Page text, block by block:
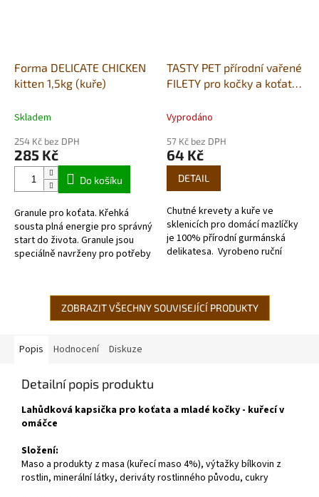
Forma DELICATE CHICKEN
kitten 1,5kg (kuře)
Skladem
254 Kč bez DPH
285 Kč
Do košíku
Granule pro koťata. Křehká
sousta plná energie pro správný
start do života. Granule jsou
speciálně navrženy pro potřeby
TASTY PET přírodní vařené
FILETY pro kočky a koťata
MULTIPROTEIN
Vyprodáno
57 Kč bez DPH
64 Kč
DETAIL
Chutné krevety a kuře ve
sklenicích pro domácí mazlíčky
je 100% přírodní gurmánská
delikatesa. Vyrobeno ruční
ZOBRAZIT VŠECHNY SOUVISEJÍCÍ PRODUKTY
Popis Hodnocení Diskuze
Detailní popis produktu
Lahůdková kapsička pro koťata a mladé kočky - kuřecí v
omáčce
Složení:
Maso a produkty z masa (kuřecí maso 4%), výtažky bílkovin z
rostlin, minerální látky, deriváty rostlinného původu, cukry